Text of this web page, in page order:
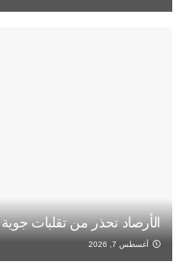
الأرصاد تحذر من تقلبات
أغسطس 7, 2026